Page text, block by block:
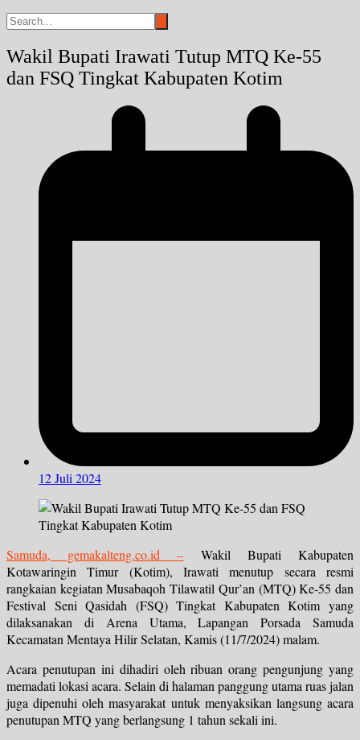
Wakil Bupati Irawati Tutup MTQ Ke-55
dan FSQ Tingkat Kabupaten Kotim
12 Juli 2024
Samuda, gemakalteng.co.id – Wakil Bupati Kabupaten
Kotawaringin Timur (Kotim), Irawati menutup secara resmi
rangkaian kegiatan Musabaqoh Tilawatil Qur’an (MTQ) Ke-55 dan
Festival Seni Qasidah (FSQ) Tingkat Kabupaten Kotim yang
dilaksanakan di Arena Utama, Lapangan Porsada Samuda
Kecamatan Mentaya Hilir Selatan, Kamis (11/7/2024) malam.
Acara penutupan ini dihadiri oleh ribuan orang pengunjung yang
memadati lokasi acara. Selain di halaman panggung utama ruas jalan
juga dipenuhi oleh masyarakat untuk menyaksikan langsung acara
penutupan MTQ yang berlangsung 1 tahun sekali ini.